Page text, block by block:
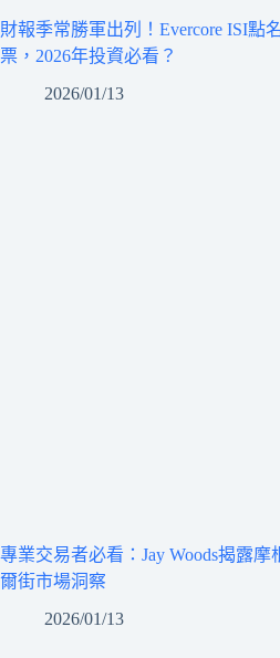
財報季常勝軍出列！Evercore ISI點
票，2026年投資必看？
2026/01/13
專業交易者必看：Jay Woods揭露
爾街市場洞察
2026/01/13